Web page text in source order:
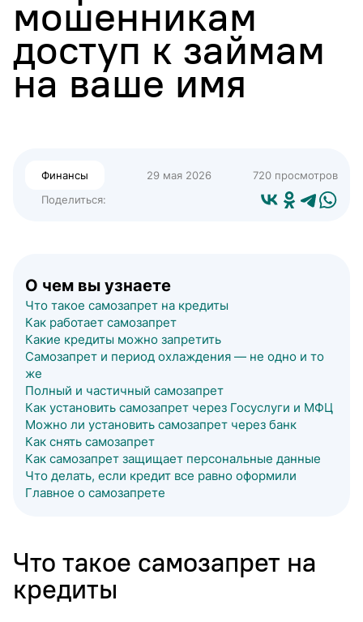
мошенникам
доступ к займам
на ваше имя
Финансы 29 мая 2026
720 просмотров
Поделиться:
О чем вы узнаете
Что такое самозапрет на кредиты
Как работает самозапрет
Какие кредиты можно запретить
Самозапрет и период охлаждения — не одно и то
же
Полный и частичный самозапрет
Как установить самозапрет через Госуслуги и МФЦ
Можно ли установить самозапрет через банк
Как снять самозапрет
Как самозапрет защищает персональные данные
Что делать, если кредит все равно оформили
Главное о самозапрете
Что такое самозапрет на
кредиты